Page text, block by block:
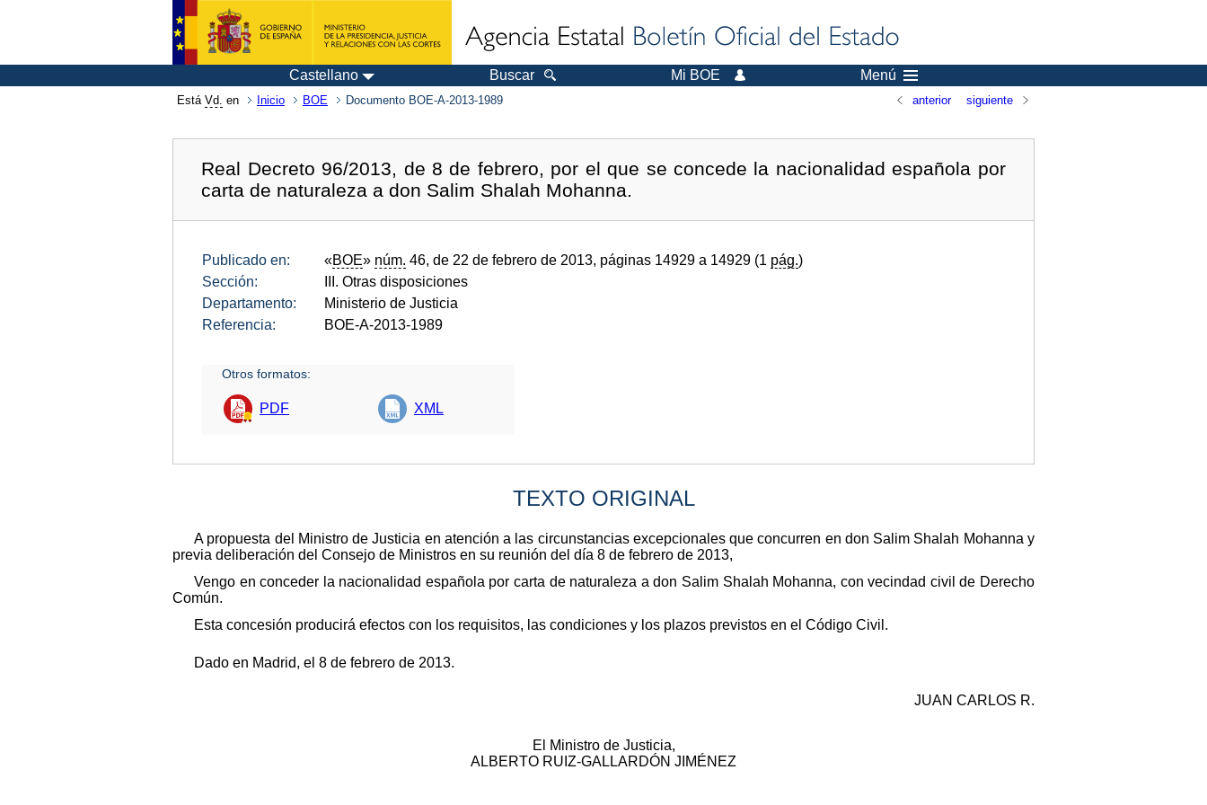
Castellano Buscar Mi BOE Menú
Está Vd. en Inicio BOE Documento BOE-A-2013-1989 anterior siguiente
Real Decreto 96/2013, de 8 de febrero, por el que se concede la nacionalidad española por
carta de naturaleza a don Salim Shalah Mohanna.
Publicado en: «BOE» núm. 46, de 22 de febrero de 2013, páginas 14929 a 14929 (1 pág.)
Sección:
III. Otras disposiciones
Departamento:
Ministerio de Justicia
Referencia:
BOE-A-2013-1989
Otros formatos:
PDF XML
TEXTO ORIGINAL
A propuesta del Ministro de Justicia en atención a las circunstancias excepcionales que concurren en don Salim Shalah Mohanna y
previa deliberación del Consejo de Ministros en su reunión del día 8 de febrero de 2013,
Vengo en conceder la nacionalidad española por carta de naturaleza a don Salim Shalah Mohanna, con vecindad civil de Derecho
Común.
Esta concesión producirá efectos con los requisitos, las condiciones y los plazos previstos en el Código Civil.
Dado en Madrid, el 8 de febrero de 2013.
JUAN CARLOS R.
El Ministro de Justicia,
ALBERTO RUIZ-GALLARDÓN JIMÉNEZ